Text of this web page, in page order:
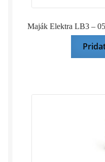
Maják Elektra LB3 –